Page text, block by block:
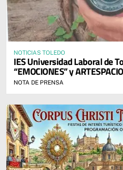
NOTICIAS TOLEDO
IES Universidad Laboral de
“EMOCIONES” y
NOTA DE PRENSA